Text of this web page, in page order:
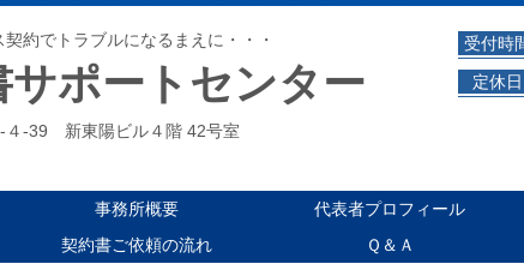
約でトラブルになるまえに・・・
サポートセンター
４-39 新東陽ビル４階 42号室
受付時
定休日
事務所概要 代表者プロフィール
契約書ご依頼の流れ Ｑ＆Ａ